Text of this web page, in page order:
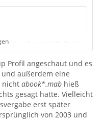
eine abook.mab Datei
ein Adressbuch
Adressbuch"
und ein weiteres AB
Profil angeschaut und es
und außerdem eine
nicht abook*.mab hieß
gesagt hatte. Vielleicht
erst später
von 2003 und